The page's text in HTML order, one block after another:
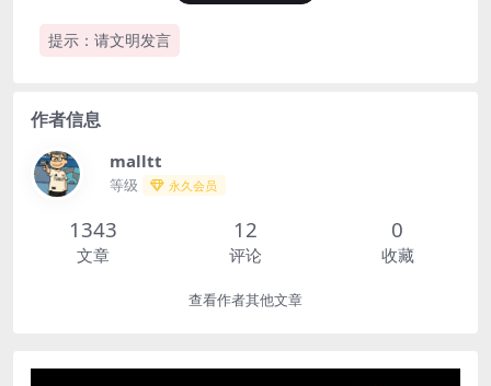
提示：请文明发言
作者信息
malltt
等级 永久会员
1343
文章
12
评论
0
收藏
查看作者其他文章